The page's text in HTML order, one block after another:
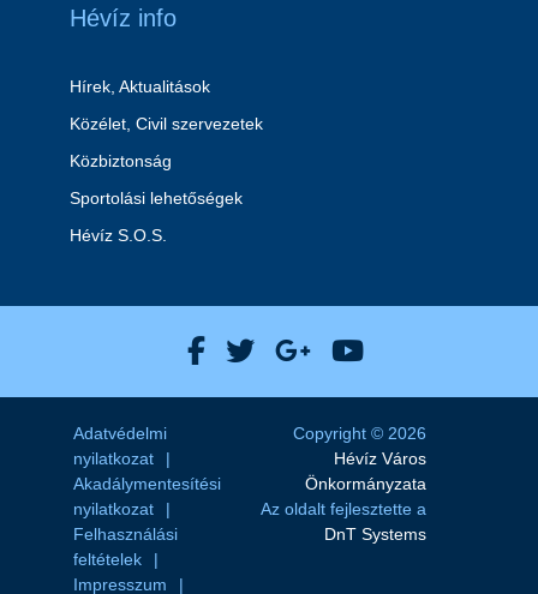
Hévíz info
Hírek, Aktualitások
Közélet, Civil szervezetek
Közbiztonság
Sportolási lehetőségek
Hévíz S.O.S.
Hévíz Város Facebook
Hévíz Város X
Hévíz Város
Hévíz Város
Adatvédelmi
nyilatkozat
Akadálymentesítési
nyilatkozat
Felhasználási
feltételek
Impresszum
Copyright © 2026
Hévíz Város
Önkormányzata
Az oldalt fejlesztette a
DnT Systems